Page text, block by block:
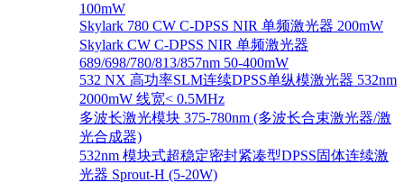
100mW
Skylark 780 CW C-DPSS NIR 单频激光器 200mW
Skylark CW C-DPSS NIR 单频激光器
689/698/780/813/857nm 50-400mW
532 NX 高功率SLM连续DPSS单纵模激光器 532nm
2000mW 线宽< 0.5MHz
多波长激光模块 375-780nm (多波长合束激光器/激
光合成器)
532nm 模块式超稳定密封紧凑型DPSS固体连续激
光器 Sprout-H (5-20W)